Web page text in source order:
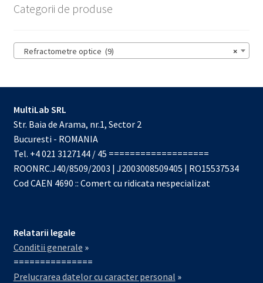
Categorii de produse
×
Refractometre optice (9)
MultiLab SRL
Str. Baia de Arama, nr.1, Sector 2
Bucuresti - ROMANIA
Tel. +4 021 3127144 / 45 ===================
ROONRC.J40/8509/2003 | J2003008509405 | RO15537534
Cod CAEN 4690 :: Comert cu ridicata nespecializat
Relatarii legale
Conditii generale »
===============
Prelucrarea datelor cu caracter personal »